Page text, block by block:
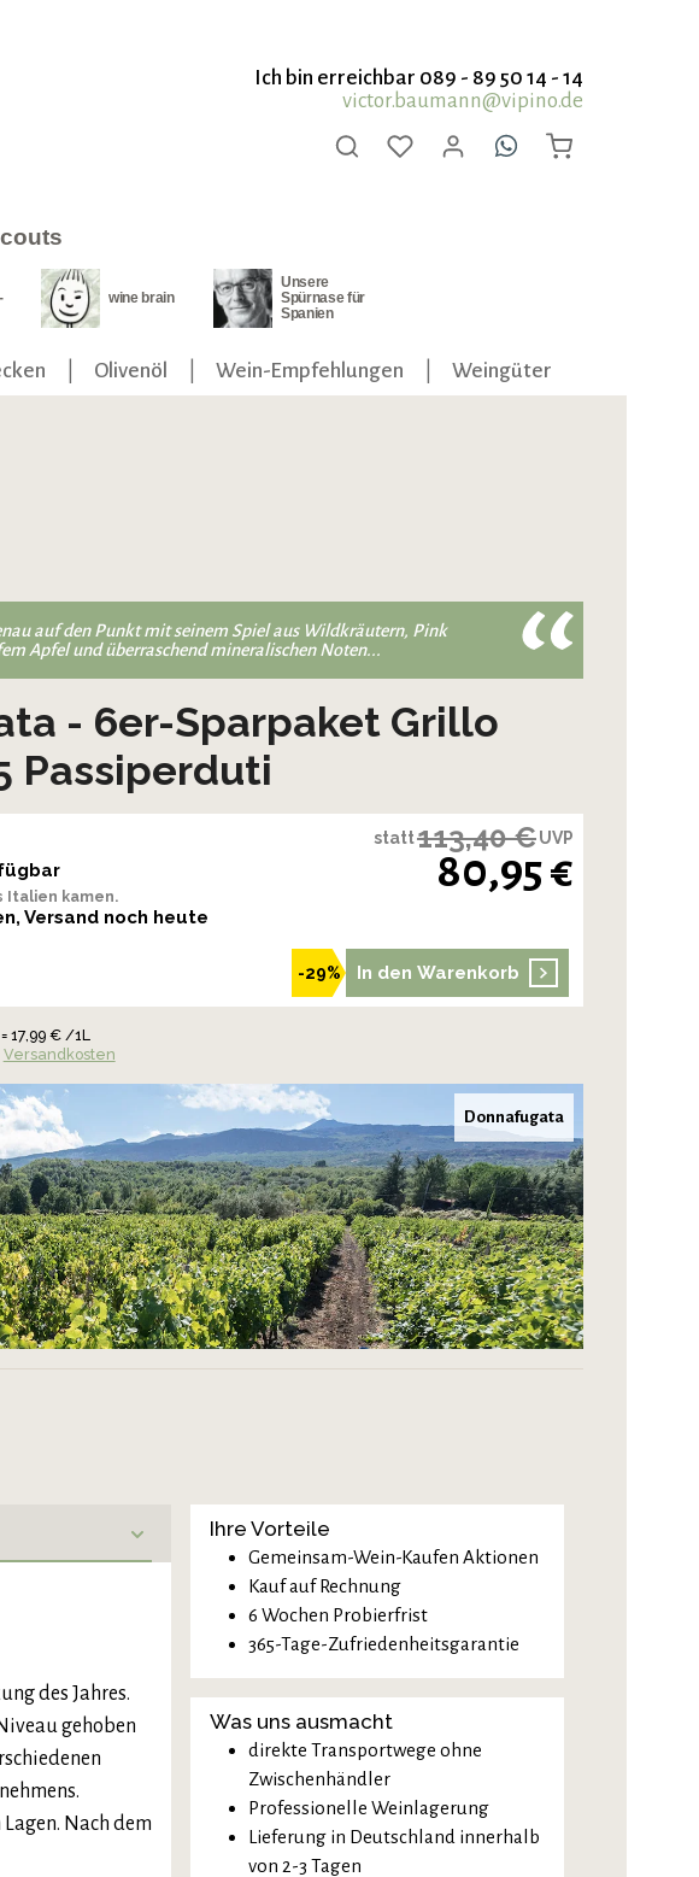
Ich bin erreichbar 089 - 89 50 14 - 14
victor.baumann@vipino.de
wine brain
Unsere
Spürnase für
Spanien
Olivenöl Wein-Empfehlungen Weingüter
auf den Punkt mit seinem Spiel aus Wildkräutern, Pink
Apfel und überraschend mineralischen Noten...
- 6er-Sparpaket Grillo
Passiperduti
Italien kamen.
Versand noch heute
statt113,40 €UVP
80,95 €
-29% In den Warenkorb
17,99 € /1L
Versandkosten
Donnafugata
des Jahres.
gehoben
Nach dem
Ihre Vorteile
Gemeinsam-Wein-Kaufen Aktionen
Kauf auf Rechnung
6 Wochen Probierfrist
365-Tage-Zufriedenheitsgarantie
Was uns ausmacht
direkte Transportwege ohne
Zwischenhändler
Professionelle Weinlagerung
Lieferung in Deutschland innerhalb
von 2-3 Tagen